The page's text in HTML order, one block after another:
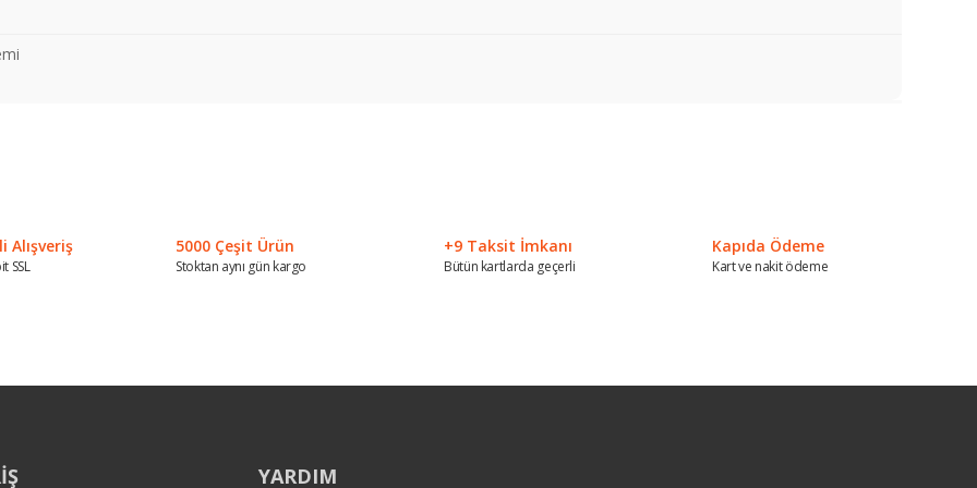
Gönder
Alışveriş
SSL
5000 Çeşit Ürün
Stoktan aynı gün kargo
+9 Taksit İmkanı
Bütün kartlarda geçerli
Kapıda Ödeme
Kart ve nakit ödeme
YARDIM